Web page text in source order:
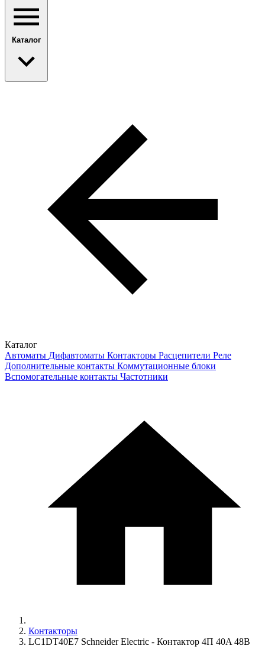
Каталог
Каталог
Автоматы Дифавтоматы Контакторы Расцепители Реле
Дополнительные контакты Коммутационные блоки
Вспомогательные контакты Частотники
Контакторы
LC1DT40E7 Schneider Electric - Контактор 4П 40A 48В